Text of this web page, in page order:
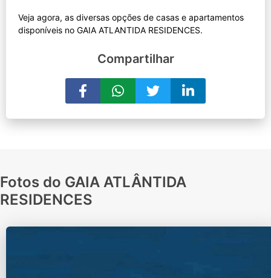
Veja agora, as diversas opções de casas e apartamentos
Compartilhar
Fotos do GAIA ATLÂNTIDA
RESIDENCES